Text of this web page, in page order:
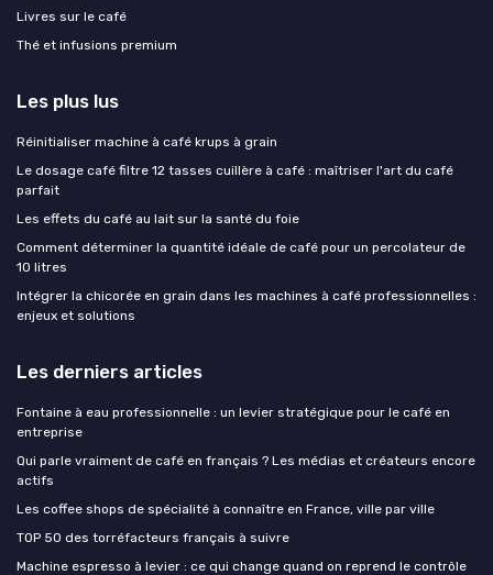
Livres sur le café
Thé et infusions premium
Les plus lus
Réinitialiser machine à café krups à grain
Le dosage café filtre 12 tasses cuillère à café : maîtriser l'art du café
parfait
Les effets du café au lait sur la santé du foie
Comment déterminer la quantité idéale de café pour un percolateur de
10 litres
Intégrer la chicorée en grain dans les machines à café professionnelles :
enjeux et solutions
Les derniers articles
Fontaine à eau professionnelle : un levier stratégique pour le café en
entreprise
Qui parle vraiment de café en français ? Les médias et créateurs encore
actifs
Les coffee shops de spécialité à connaître en France, ville par ville
TOP 50 des torréfacteurs français à suivre
Machine espresso à levier : ce qui change quand on reprend le contrôle